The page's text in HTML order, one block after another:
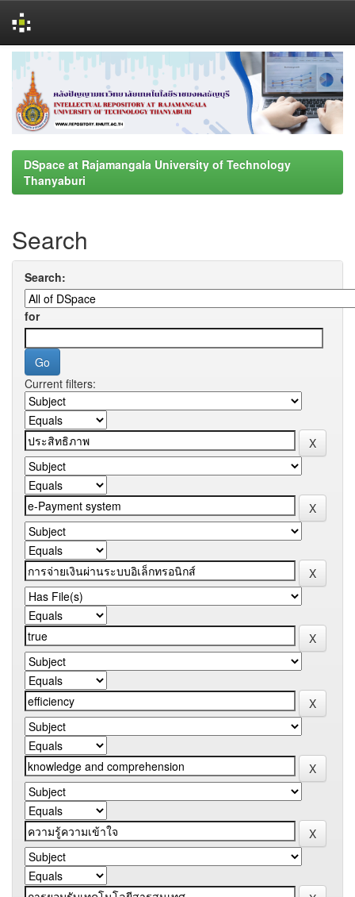
navigation
DSpace at Rajamangala University of Technology
Thanyaburi
Search
Search:
for
Current filters: